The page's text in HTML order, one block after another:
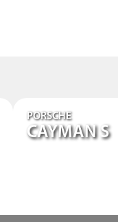
PORSCHE
CAYMAN S